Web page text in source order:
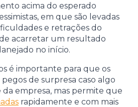
acima do esperado
em que são levadas
e retrações do
acarretar um resultado
no início.
é importante para que os
de surpresa caso algo
empresa, mas permite que
rapidamente e com mais